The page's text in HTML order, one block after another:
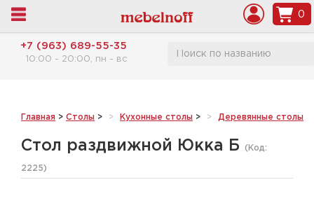
0
+7 (963) 689-55-35
10:00 - 20:00, пн - вс
Главная > Столы > Кухонные столы > Деревянные столы
Стол раздвижной Юкка Б (Код:
2225)